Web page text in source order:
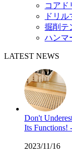
コアド
ドリル
掘削テ
ハンマ
LATEST NEWS
Don't
Its Functions!
2023/11/16